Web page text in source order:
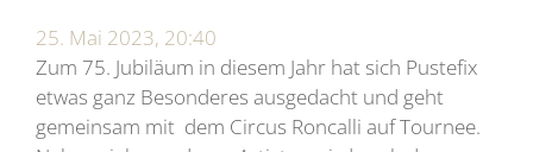
25. Mai 2023, 20:40
Zum 75. Jubiläum in diesem Jahr hat sich Pustefix
etwas ganz Besonderes ausgedacht und geht
gemeinsam mit dem Circus Roncalli auf Tournee.